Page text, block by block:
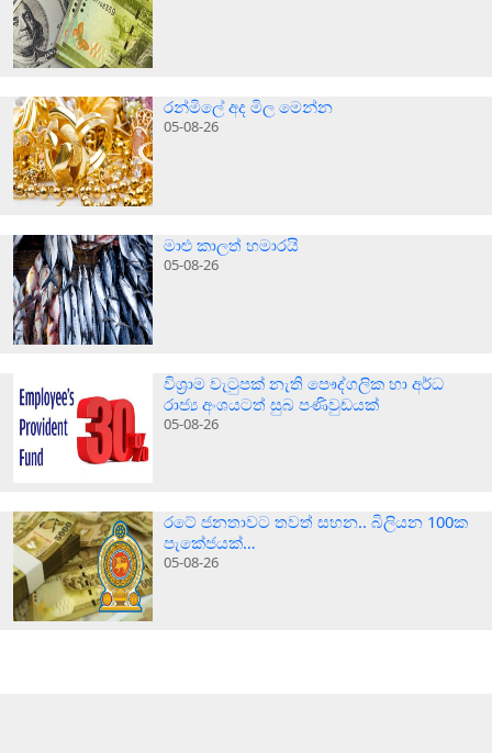
රන්මිලේ අද මිල මෙන්න
05-08-26
මාළු කාලත් හමාරයි
05-08-26
විශ්‍රාම වැටුපක් නැති පෞද්ගලික හා අර්ධ
රාජ්‍ය අංශයටත් සුබ පණිවුඩයක්
05-08-26
රටේ ජනතාවට තවත් සහන.. බිලියන 100ක
පැකේජයක්…
05-08-26